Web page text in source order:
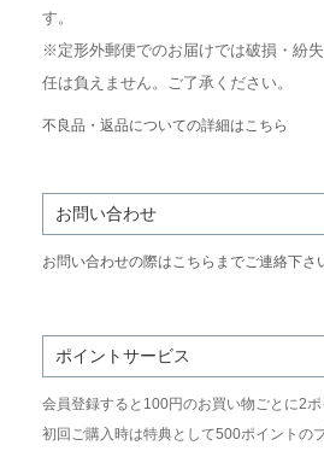
す。
※定形外郵便でのお届けでは破損・紛
任は負えません。ご了承ください。
不良品・返品についての詳細はこちら
お問い合わせ
お問い合わせの際はこちらまでご連絡下さ
ポイントサービス
会員登録すると100円のお買い物ごとに2ポ
初回ご購入時は特典として500ポイントの